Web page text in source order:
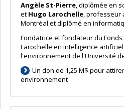
Angèle St-Pierre, diplômée en
et Hugo Larochelle, professeur
Montréal et diplômé en
Fondatrice et fondateur du
Larochelle en intelligence
l'environnement de l'Université
Un don de 1,25 M$ pour
environnement